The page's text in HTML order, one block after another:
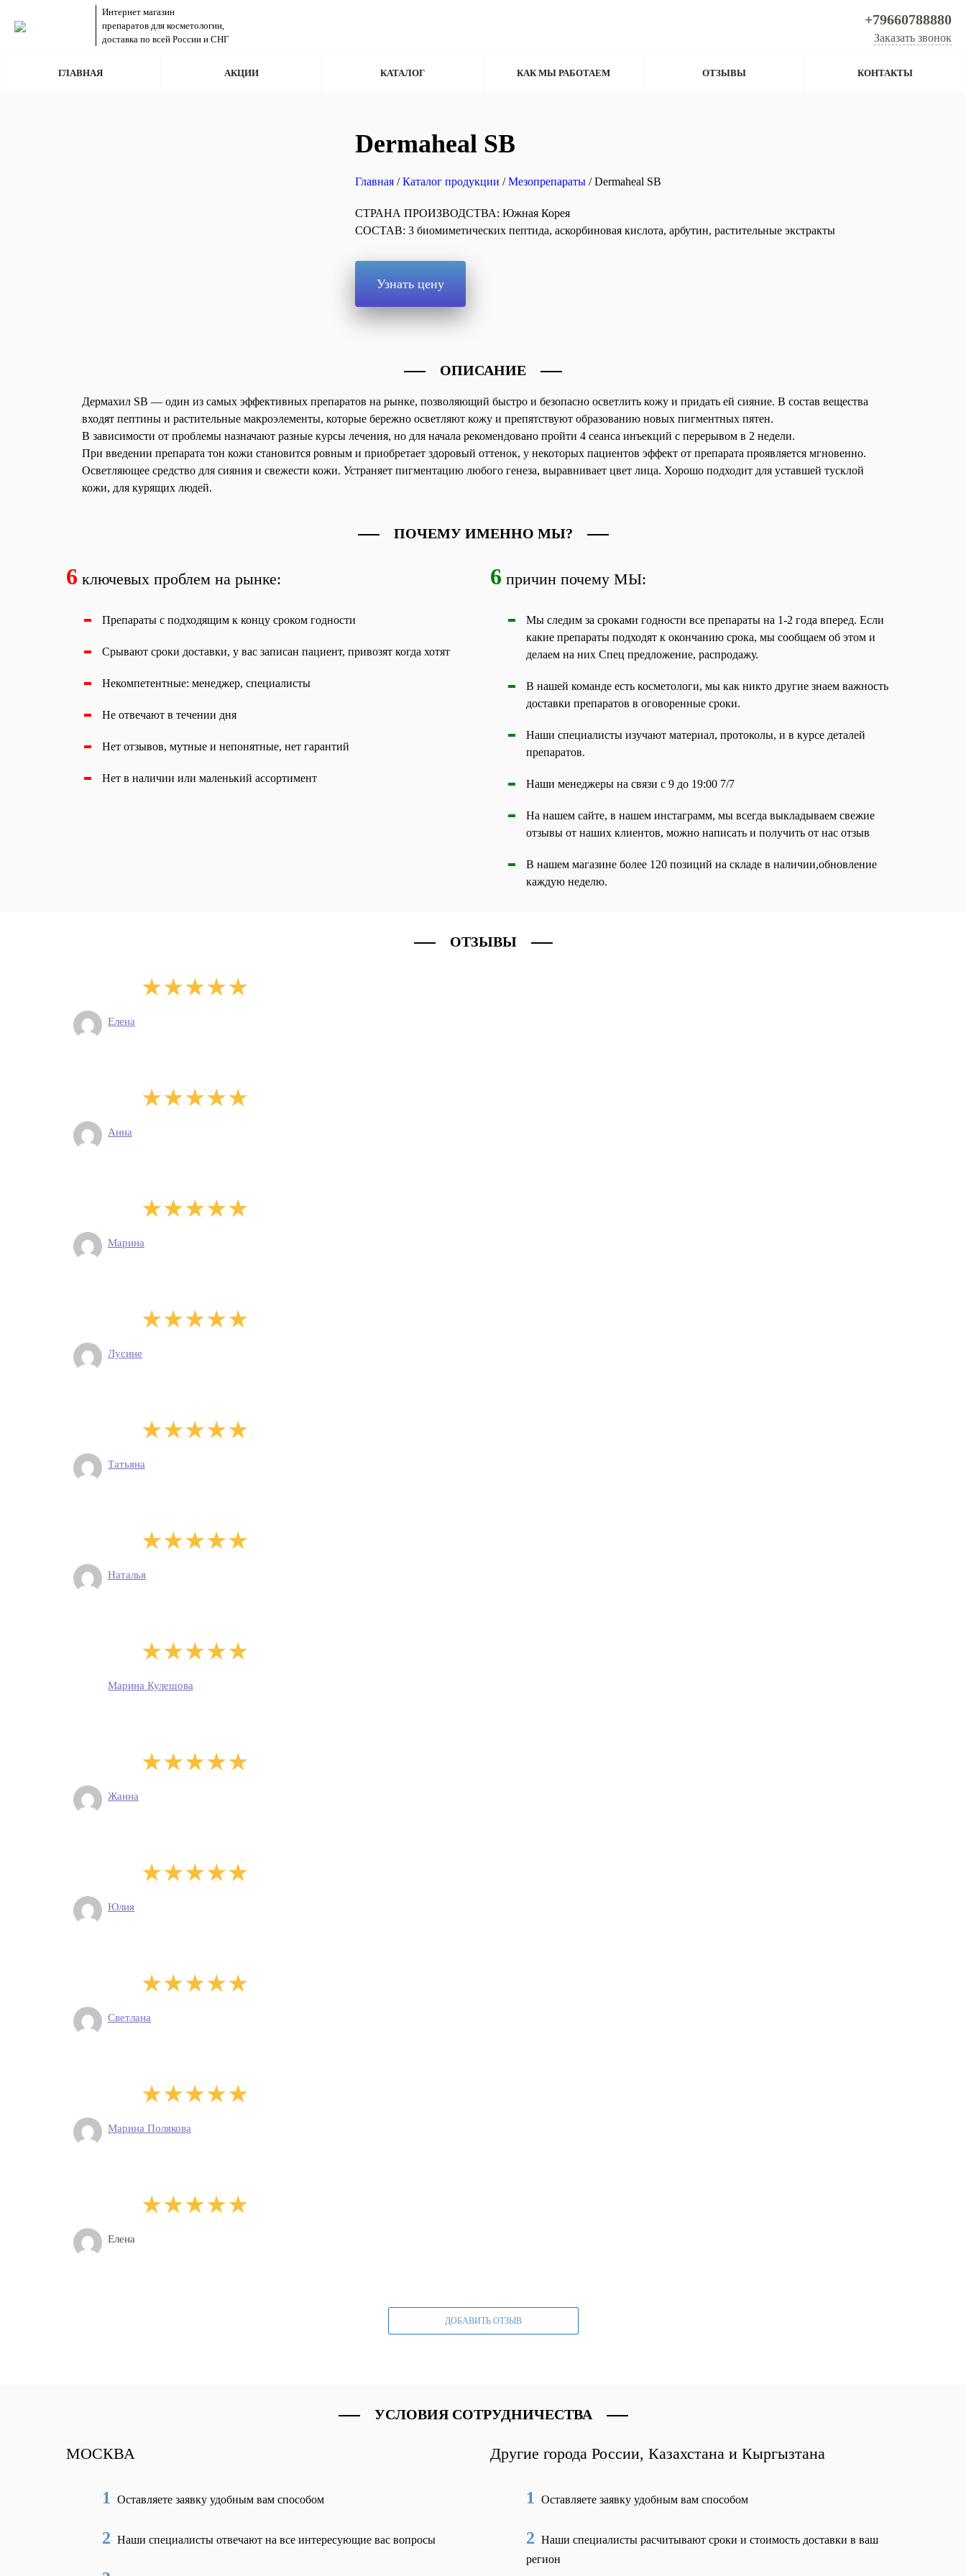
Интернет магазин
препаратов для косметологии,
доставка по всей России и СНГ
+79660788880
Заказать звонок
ГЛАВНАЯ АКЦИИ КАТАЛОГ КАК МЫ РАБОТАЕМ ОТЗЫВЫ КОНТАКТЫ
Dermaheal SB
Главная /Каталог продукции /Мезопрепараты / Dermaheal SB
СТРАНА ПРОИЗВОДСТВА: Южная Корея
СОСТАВ: 3 биомиметических пептида, аскорбиновая кислота, арбутин, растительные экстракты
Узнать цену
ОПИСАНИЕ
Дермахил SB — один из самых эффективных препаратов на рынке, позволяющий быстро и безопасно осветлить кожу и придать ей сияние. В состав вещества
входят пептины и растительные макроэлементы, которые бережно осветляют кожу и препятствуют образованию новых пигментных пятен.
В зависимости от проблемы назначают разные курсы лечения, но для начала рекомендовано пройти 4 сеанса инъекций с перерывом в 2 недели.
При введении препарата тон кожи становится ровным и приобретает здоровый оттенок, у некоторых пациентов эффект от препарата проявляется мгновенно.
Осветляющее средство для сияния и свежести кожи. Устраняет пигментацию любого генеза, выравнивает цвет лица. Хорошо подходит для уставшей тусклой
кожи, для курящих людей.
ПОЧЕМУ ИМЕННО МЫ?
6 ключевых проблем на рынке:
Препараты с подходящим к концу сроком годности
Срывают сроки доставки, у вас записан пациент, привозят когда хотят
Некомпетентные: менеджер, специалисты
Не отвечают в течении дня
Нет отзывов, мутные и непонятные, нет гарантий
Нет в наличии или маленький ассортимент
6 причин почему МЫ:
Мы следим за сроками годности все препараты на 1-2 года вперед. Если
какие препараты подходят к окончанию срока, мы сообщаем об этом и
делаем на них Спец предложение, распродажу.
В нашей команде есть косметологи, мы как никто другие знаем важность
доставки препаратов в оговоренные сроки.
Наши специалисты изучают материал, протоколы, и в курсе деталей
препаратов.
Наши менеджеры на связи с 9 до 19:00 7/7
На нашем сайте, в нашем инстаграмм, мы всегда выкладываем свежие
отзывы от наших клиентов, можно написать и получить от нас отзыв
В нашем магазине более 120 позиций на складе в наличии,обновление
каждую неделю.
ОТЗЫВЫ
Елена
Анна
Марина
Лусине
Татьяна
Наталья
Марина Кулешова
Жанна
Юлия
Светлана
Марина Полякова
Елена
ДОБАВИТЬ ОТЗЫВ
УСЛОВИЯ СОТРУДНИЧЕСТВА
МОСКВА
1 Оставляете заявку удобным вам способом
2 Наши специалисты отвечают на все интересующие вас вопросы
Другие города России, Казахстана и Кыргызтана
1 Оставляете заявку удобным вам способом
2 Наши специалисты расчитывают сроки и стоимость доставки в ваш
регион